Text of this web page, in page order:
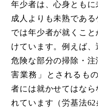
年少者は、心身とも
成人よりも未熟であ
では年少者が就くこ
けています。例えば
危険な部分の掃除・
害業務」とされるも
者には就かせてはな
れています（労基法62